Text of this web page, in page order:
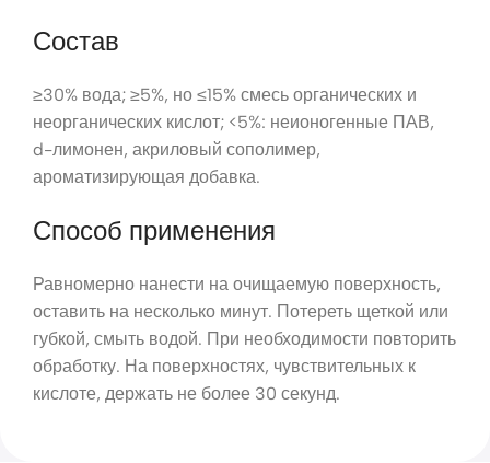
Состав
≥30% вода; ≥5%, но ≤15% смесь органических и
неорганических кислот; <5%: неионогенные ПАВ,
d-лимонен, акриловый сополимер,
ароматизирующая добавка.
Способ применения
Равномерно нанести на очищаемую поверхность,
оставить на несколько минут. Потереть щеткой или
губкой, смыть водой. При необходимости повторить
обработку. На поверхностях, чувствительных к
кислоте, держать не более 30 секунд.